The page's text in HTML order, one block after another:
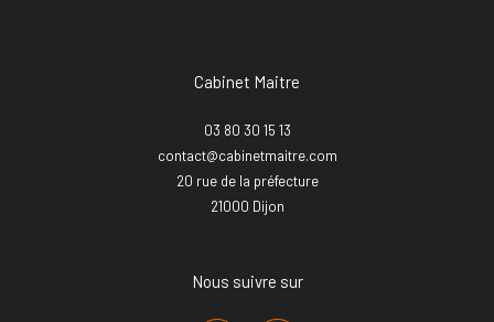
Cabinet Maitre
03 80 30 15 13
contact@cabinetmaitre.com
20 rue de la préfecture
21000
dijon
Nous suivre sur